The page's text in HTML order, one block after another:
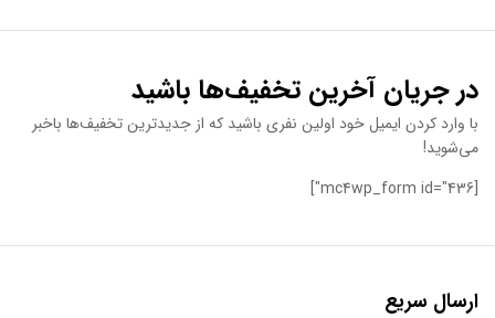
در جریان آخرین تخفیف‌ها باشید
با وارد کردن ایمیل خود اولین نفری باشید که از جدیدترین تخفیف‌ها باخبر
می‌شوید!
[mc4wp_form id="436"]
ارسال سریع